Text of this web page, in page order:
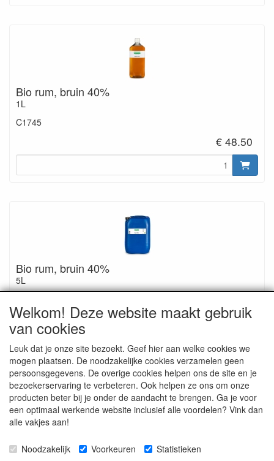
Bio rum, bruin 40%
1L
C1745
€ 48.50
Bio rum, bruin 40%
5L
€ 230.50
Ingrediënten: Rum verkregen door de distillatie van biologisch
suikerriet, gerijpt in eikenhouten vaten.
Welkom! Deze website maakt gebruik
van cookies
Leuk dat je onze site bezoekt. Geef hier aan welke cookies we
mogen plaatsen. De noodzakelijke cookies verzamelen geen
persoonsgegevens. De overige cookies helpen ons de site en je
bezoekerservaring te verbeteren. Ook helpen ze ons om onze
producten beter bij je onder de aandacht te brengen. Ga je voor
een optimaal werkende website inclusief alle voordelen? Vink dan
alle vakjes aan!
Noodzakelijk Voorkeuren Statistieken